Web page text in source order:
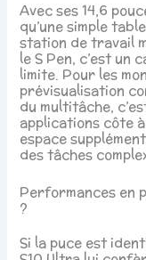
Avec ses 14,6
qu’une simple
station de travail
le S Pen, c’est un
limite. Pour les
prévisualisation
du multitâche,
applications côte
espace
des tâches
Performances en
?
Si la puce est